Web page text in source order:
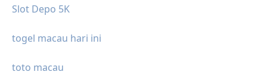
Slot Depo 5K
togel macau hari ini
toto macau